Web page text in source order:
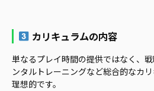
カリキュラムの内容
単なるプレイ時間の提供ではなく、
ンタルトレーニングなど総合的なカ
理想的です。